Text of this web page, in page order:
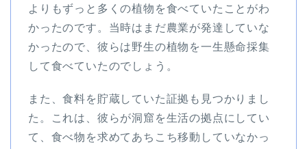
よりもずっと多くの植物を食べていたことがわ
かったのです。当時はまだ農業が発達していな
かったので、彼らは野生の植物を一生懸命採集
して食べていたのでしょう。
また、食料を貯蔵していた証拠も見つかりまし
た。これは、彼らが洞窟を生活の拠点にしてい
て、食べ物を求めてあちこち移動していなかっ